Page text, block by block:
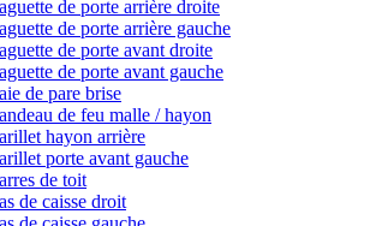
de porte arrière droite
de porte arrière gauche
de porte avant droite
de porte avant gauche
de pare brise
de feu malle / hayon
hayon arrière
porte avant gauche
de toit
de caisse droit